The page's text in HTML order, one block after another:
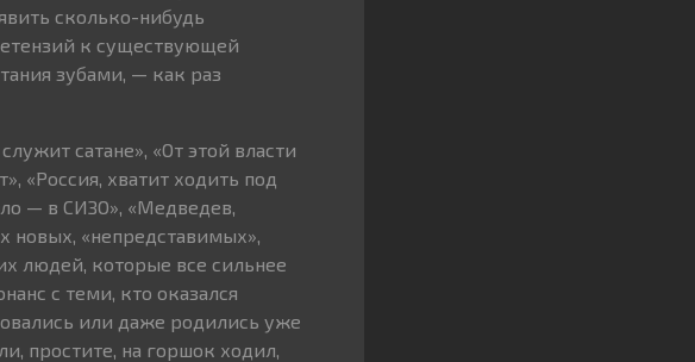
сколько-нибудь
к существующей
зубами, — как раз
сатане», «От этой власти
«Россия, хватит ходить под
— в СИЗО», «Медведев,
новых, «непредставимых»,
людей, которые все сильнее
с теми, кто оказался
или даже родились уже
простите, на горшок ходил,